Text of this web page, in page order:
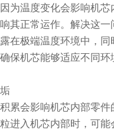
为温度变化会影响机芯
其正常运作。解决这一
在极端温度环境中，同
保机芯能够适应不同环
会影响机芯内部零件
进入机芯内部时，可能